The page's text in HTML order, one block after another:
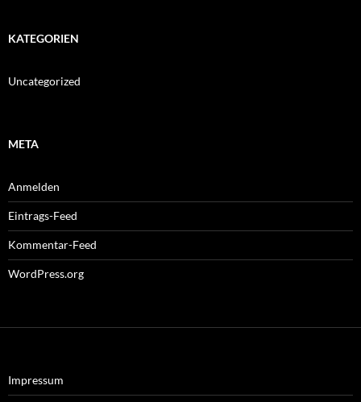
KATEGORIEN
Uncategorized
META
Anmelden
Eintrags-Feed
Kommentar-Feed
WordPress.org
Impressum